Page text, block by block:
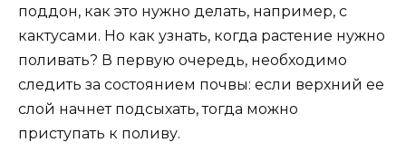
поддон, как это нужно делать, например, с
кактусами. Но как узнать, когда растение нужно
поливать? В первую очередь, необходимо
следить за состоянием почвы: если верхний ее
слой начнет подсыхать, тогда можно
приступать к поливу.